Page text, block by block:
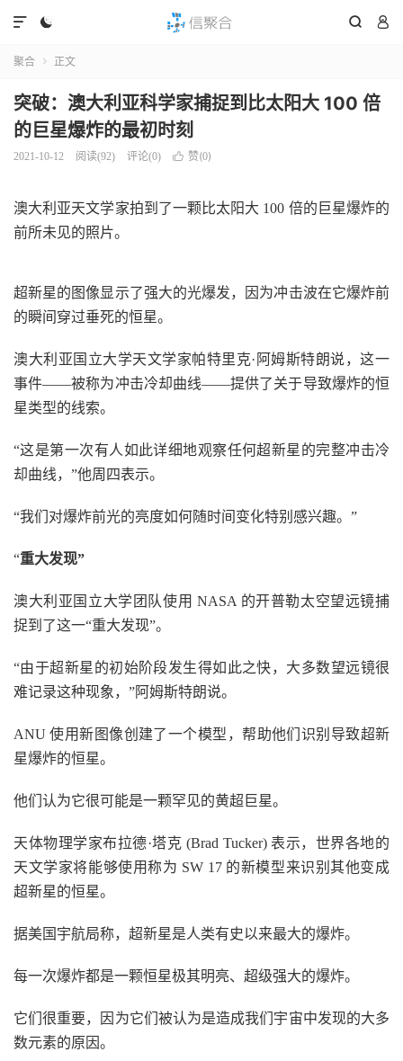
  

聚合  正文
突破：澳大利亚科学家捕捉到比太阳大 100 倍
的巨星爆炸的最初时刻
2021-10-12 阅读(92) 评论(0)  赞(0)
澳大利亚天文学家拍到了一颗比太阳大 100 倍的巨星爆炸的
前所未见的照片。
超新星的图像显示了强大的光爆发，因为冲击波在它爆炸前
的瞬间穿过垂死的恒星。
澳大利亚国立大学天文学家帕特里克·阿姆斯特朗说，这一
事件——被称为冲击冷却曲线——提供了关于导致爆炸的恒
星类型的线索。
“这是第一次有人如此详细地观察任何超新星的完整冲击冷
却曲线，”他周四表示。
“我们对爆炸前光的亮度如何随时间变化特别感兴趣。”
“重大发现”
澳大利亚国立大学团队使用 NASA 的开普勒太空望远镜捕
捉到了这一“重大发现”。
“由于超新星的初始阶段发生得如此之快，大多数望远镜很
难记录这种现象，”阿姆斯特朗说。
ANU 使用新图像创建了一个模型，帮助他们识别导致超新
星爆炸的恒星。
他们认为它很可能是一颗罕见的黄超巨星。
天体物理学家布拉德·塔克 (Brad Tucker) 表示，世界各地的
天文学家将能够使用称为 SW 17 的新模型来识别其他变成
超新星的恒星。
据美国宇航局称，超新星是人类有史以来最大的爆炸。
每一次爆炸都是一颗恒星极其明亮、超级强大的爆炸。
它们很重要，因为它们被认为是造成我们宇宙中发现的大多
数元素的原因。